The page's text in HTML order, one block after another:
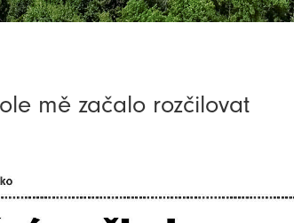
mě začalo rozčilovat